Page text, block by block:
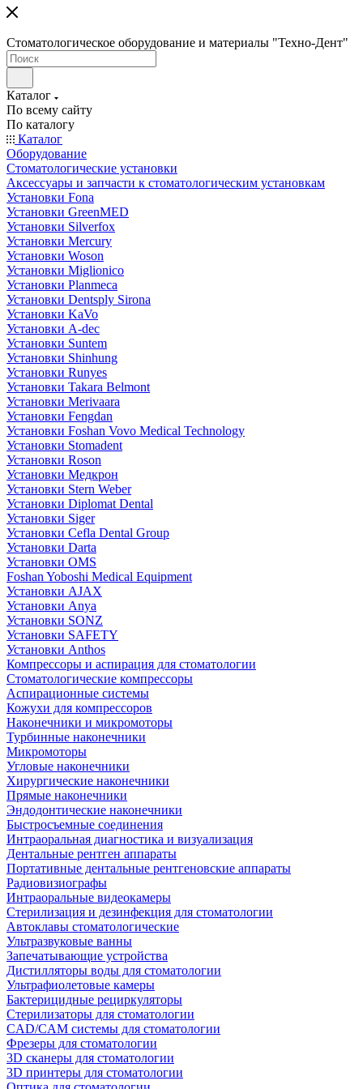
Стоматологическое оборудование и материалы "Техно-Дент"
Каталог
По всему сайту
По каталогу
Каталог
Оборудование
Стоматологические установки
Аксессуары и запчасти к стоматологическим установкам
Установки Fona
Установки GreenMED
Установки Silverfox
Установки Mercury
Установки Woson
Установки Miglionico
Установки Planmeca
Установки Dentsply Sirona
Установки KaVo
Установки A-dec
Установки Suntem
Установки Shinhung
Установки Runyes
Установки Takara Belmont
Установки Merivaara
Установки Fengdan
Установки Foshan Vovo Medical Technology
Установки Stomadent
Установки Roson
Установки Медкрон
Установки Stern Weber
Установки Diplomat Dental
Установки Siger
Установки Cefla Dental Group
Установки Darta
Установки OMS
Foshan Yoboshi Medical Equipment
Установки AJAX
Установки Anya
Установки SONZ
Установки SAFETY
Установки Anthos
Компрессоры и аспирация для стоматологии
Стоматологические компрессоры
Аспирационные системы
Кожухи для компрессоров
Наконечники и микромоторы
Турбинные наконечники
Микромоторы
Угловые наконечники
Хирургические наконечники
Прямые наконечники
Эндодонтические наконечники
Быстросъемные соединения
Интраоральная диагностика и визуализация
Дентальные рентген аппараты
Портативные дентальные рентгеновские аппараты
Радиовизиографы
Интраоральные видеокамеры
Стерилизация и дезинфекция для стоматологии
Автоклавы стоматологические
Ультразвуковые ванны
Запечатывающие устройства
Дистилляторы воды для стоматологии
Ультрафиолетовые камеры
Бактерицидные рециркуляторы
Стерилизаторы для стоматологии
CAD/CAM системы для стоматологии
Фрезеры для стоматологии
3D cканеры для стоматологии
3D принтеры для стоматологии